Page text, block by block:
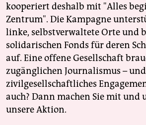
kooperiert deshalb mit "Alles
Zentrum". Die Kampagne
linke, selbstverwaltete Orte und
solidarischen Fonds für deren
auf. Eine offene Gesellschaft
zugänglichen Journalismus – und
zivilgesellschaftliches
auch? Dann machen Sie mit und
unsere Aktion.